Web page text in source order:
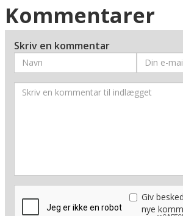
Kommentarer
Skriv en kommentar
Giv
nye